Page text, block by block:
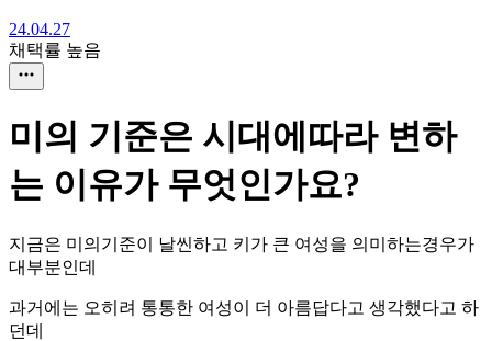
24.04.27
채택률 높음
미의 기준은 시대에따라 변하
는 이유가 무엇인가요?
지금은 미의기준이 날씬하고 키가 큰 여성을 의미하는경우가
대부분인데
과거에는 오히려 통통한 여성이 더 아름답다고 생각했다고 하
던데